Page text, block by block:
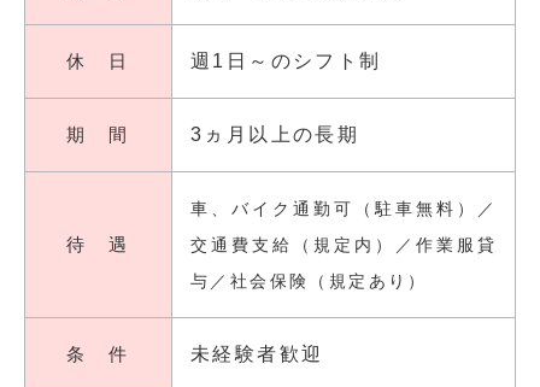
休 日 週1日～のシフト制
期 間 3ヵ月以上の長期
待 遇
車、バイク通勤可（駐車無料）／
交通費支給（規定内）／作業服貸
与／社会保険（規定あり）
条 件 未経験者歓迎